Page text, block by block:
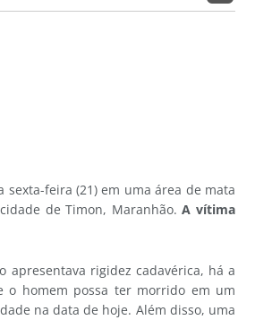
feira (21) em uma área de mata
de Timon, Maranhão.A vítima
apresentava rigidez cadavérica, há a
o homem possa ter morrido em um
na data de hoje. Além disso, uma